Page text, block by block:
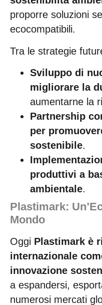
proporre soluzioni
ecocompatibili.
Tra le strategie
Sviluppo di
migliorare la
aumentarne la
Partnership
per
sostenibile.
produttivi a
ambientale.
Plastimark:
Mondo
Oggi Plastimark è
internazionale
innovazione
a espandersi,
numerosi mercati